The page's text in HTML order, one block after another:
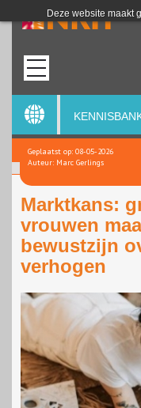
Deze website maakt
Geplaatst op: 08-05-2026
Auteur: Marc Gerlings
Marktkans:
vrouwen
bewustzijn
verhogen